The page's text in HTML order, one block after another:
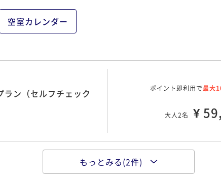
空室カレンダー
ン（セルフチェック
ポイント即利用で最大
大人2名 ¥
火で味わう囲炉裏串焼
もっとみる(2件)